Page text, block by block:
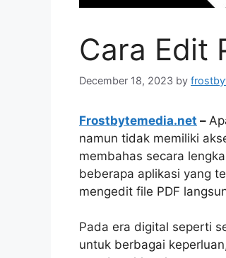
Cara Edit
December 18, 2023 by
Frostbytemedia.net –
namun tidak memiliki
membahas secara
beberapa aplikasi yang
mengedit file PDF
Pada era digital seperti
untuk berbagai